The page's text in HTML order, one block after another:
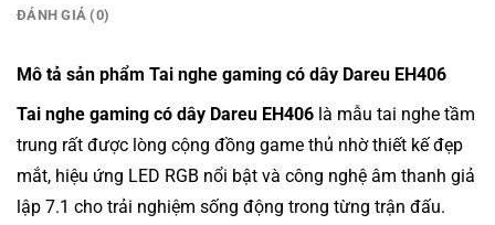
ĐÁNH GIÁ (0)
Mô tả sản phẩm Tai nghe gaming có dây Dareu EH406
Tai nghe gaming có dây Dareu EH406 là mẫu tai nghe tầm
trung rất được lòng cộng đồng game thủ nhờ thiết kế đẹp
mắt, hiệu ứng LED RGB nổi bật và công nghệ âm thanh giả
lập 7.1 cho trải nghiệm sống động trong từng trận đấu.